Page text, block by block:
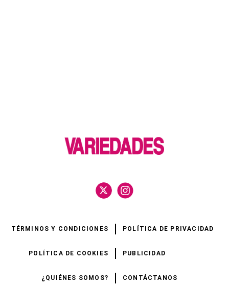
TÉRMINOS Y CONDICIONES POLÍTICA DE PRIVACIDAD
POLÍTICA DE COOKIES PUBLICIDAD
¿QUIÉNES SOMOS? CONTÁCTANOS